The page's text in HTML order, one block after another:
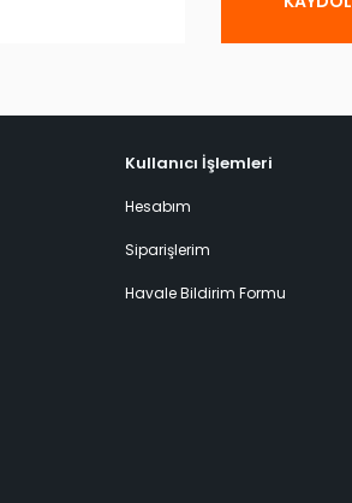
Kullanıcı İşlemleri
Hesabım
Siparişlerim
Havale Bildirim Formu